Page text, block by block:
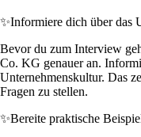
✨Informiere dich über das
Bevor du zum Interview
Co. KG genauer an.
Unternehmenskultur. Das
Fragen zu stellen.
✨Bereite praktische